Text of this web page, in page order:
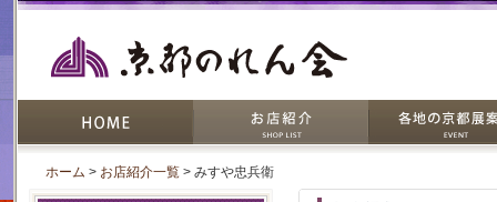
ホーム > お店紹介一覧 > みすや忠兵衛